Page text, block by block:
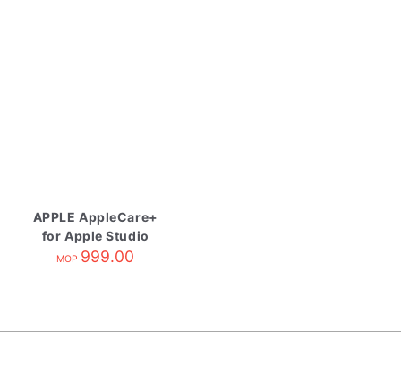
APPLE AppleCare+
for Apple Studio
Display
MOP 999.00